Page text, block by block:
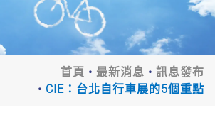
首頁 最新消息
訊息發布
CIE：台北自行車展的5個重點